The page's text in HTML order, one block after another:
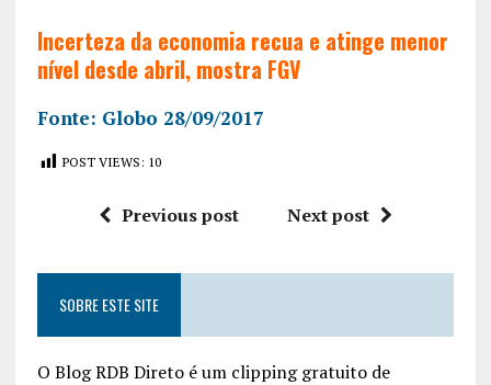
Incerteza da economia recua e atinge menor
nível desde abril, mostra FGV
Fonte: Globo 28/09/2017
POST VIEWS: 10
Previous post Next post
SOBRE ESTE SITE
O Blog RDB Direto é um clipping gratuito de